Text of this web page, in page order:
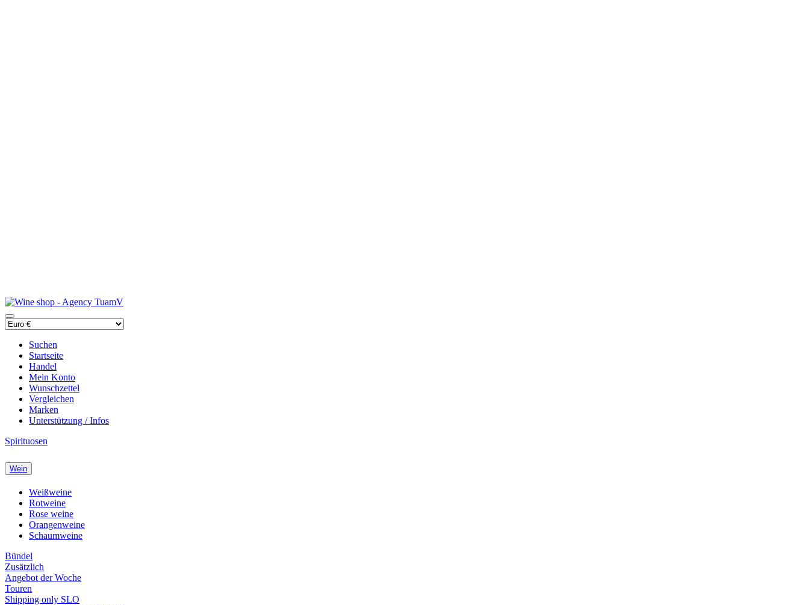
Suchen
Startseite
Handel
Mein Konto
Wunschzettel
Vergleichen
Marken
Unterstützung / Infos
Spirituosen
Wein
Weißweine
Rotweine
Rose weine
Orangenweine
Schaumweine
Bündel
Zusätzlich
Angebot der Woche
Touren
Shipping only SLO